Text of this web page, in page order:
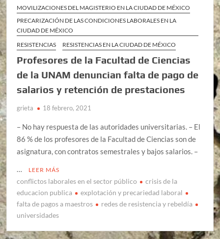
MOVILIZACIONES DEL MAGISTERIO EN LA CIUDAD DE MÉXICO
PRECARIZACIÓN DE LAS CONDICIONES LABORALES EN LA
CIUDAD DE MÉXICO
RESISTENCIAS
RESISTENCIAS EN LA CIUDAD DE MÉXICO
Profesores de la Facultad de Ciencias
de la UNAM denuncian falta de pago de
salarios y retención de prestaciones
grieta 18 febrero, 2021
– No hay respuesta de las autoridades universitarias. – El
86 % de los profesores de la Facultad de Ciencias son de
asignatura, con contratos semestrales y bajos salarios. –
…
LEER MÁS
conflictos laborales en el sector público
crisis de la
educacion publica
explotación y precariedad laboral
falta de pagos a maestros
redes de resistencia y rebeldía
universidades